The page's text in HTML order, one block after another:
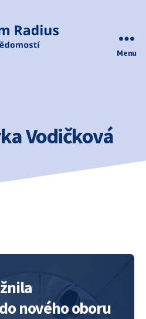
Menu
Vodičková
nového oboru